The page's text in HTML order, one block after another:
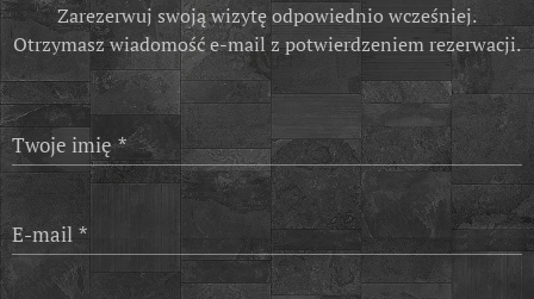
Zarezerwuj swoją wizytę odpowiednio wcześniej.
Otrzymasz wiadomość e-mail z potwierdzeniem rezerwacji.
Twoje imię
E-mail